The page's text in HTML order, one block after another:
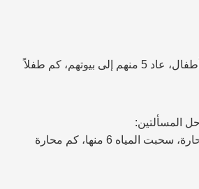
: في الحديقة 8 أطفال، عاد 5 منهم إلى بيوتهم، كم طفلاً
المسألتين:
1- على الشاطئ 12 محارة، سحبت المياه 6 منها، كم محارة